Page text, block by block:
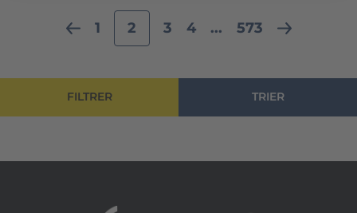
FILTRER TRIER
1 2 3 4 ... 573